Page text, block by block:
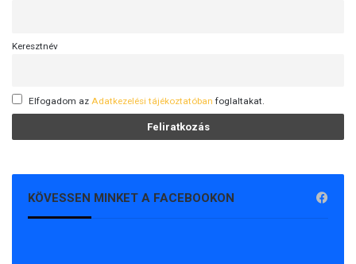
Keresztnév
Elfogadom az Adatkezelési tájékoztatóban foglaltakat.
KÖVESSEN MINKET A FACEBOOKON